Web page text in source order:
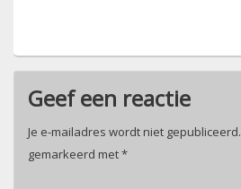
Geef een reactie
Je e-mailadres wordt niet gepubliceerd.
gemarkeerd met*